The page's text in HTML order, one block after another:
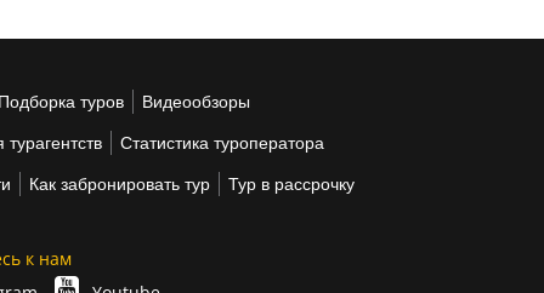
туров Видеообзоры
Статистика туроператора
Как забронировать тур Тур в рассрочку
к нам